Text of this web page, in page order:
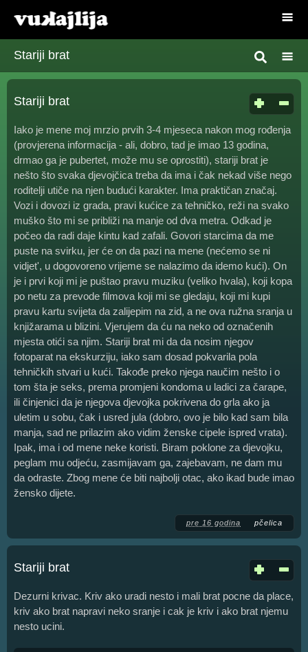
Stariji brat
Stariji brat
Iako je mene moj mrzio prvih 3-4 mjeseca nakon mog rođenja
(provjerena informacija - ali, dobro, tad je imao 13 godina,
drmao ga je pubertet, može mu se oprostiti), stariji brat je
nešto što svaka djevojčica treba da ima i čak nekad više nego
roditelji utiče na njen budući karakter. Ima praktičan značaj.
Vozi i dovozi iz grada, pravi kućice za tehničko, reži na svako
muško što mi se približi na manje od dva metra. Odkad je
počeo da radi daje kintu kad zafali. Govori starcima da me
puste na svirku, jer će on da pazi na mene (nećemo se ni
vidjet', u dogovoreno vrijeme se nalazimo da idemo kući). On
je i prvi koji mi je puštao pravu muziku (veliko hvala), koji kopa
po netu za prevode filmova koji mi se gledaju, koji mi kupi
pravu kartu svijeta da zalijepim na zid, a ne ova ružna sranja u
knjižarama u blizini. Vjerujem da ću na neko od označenih
mjesta otići sa njim. Stariji brat mi da da nosim njegov
fotoparat na ekskurziju, iako sam dosad pokvarila pola
tehničkih stvari u kući. Takođe preko njega naučim nešto i o
tom šta je seks, prema promjeni kondoma u ladici za čarape,
ili činjenici da je njegova djevojka pokrivena do grla ako ja
uletim u sobu, čak i usred jula (dobro, ovo je bilo kad sam bila
manja, sad ne prilazim ako vidim ženske cipele ispred vrata).
Ipak, ima i od mene neke koristi. Biram poklone za djevojku,
peglam mu odjeću, zasmijavam ga, zajebavam, ne dam mu
da odraste. Zbog mene će biti najbolji otac, ako ikad bude imao
žensko dijete.
pre 16 godina pčelica
Stariji brat
Dezurni krivac. Kriv ako uradi nesto i mali brat pocne da place,
kriv ako brat napravi neko sranje i cak je kriv i ako brat njemu
nesto ucini.